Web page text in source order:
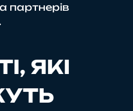
партнерів
ЯКІ